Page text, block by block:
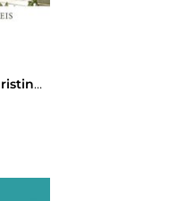
Poster A4 De Christinnereis Set 5